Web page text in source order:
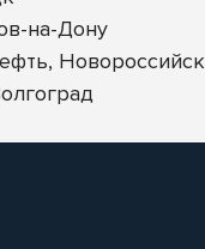
на-Дону
Новороссийск